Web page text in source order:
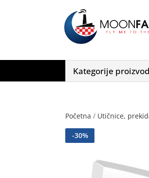
Kategorije
Početna / Utičnice,
-30%